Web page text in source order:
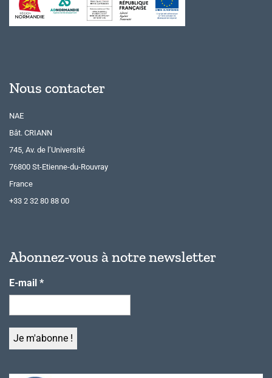
Nous contacter
NAE
Bât. CRIANN
745, Av. de l’Université
76800 St-Etienne-du-Rouvray
France
+33 2 32 80 88 00
Abonnez-vous à notre newsletter
E-mail *